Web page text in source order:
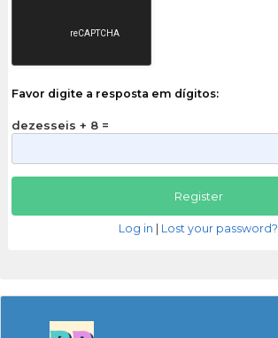
Favor digite a resposta em dígitos:
dezesseis + 8 =
Log in Lost your password?